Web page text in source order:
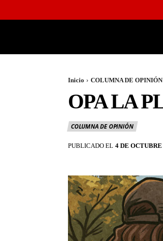
Inicio COLUMNA DE OPINIÓN
OPA LA
COLUMNA DE OPINIÓN
PUBLICADO EL 4 DE OCTUBRE